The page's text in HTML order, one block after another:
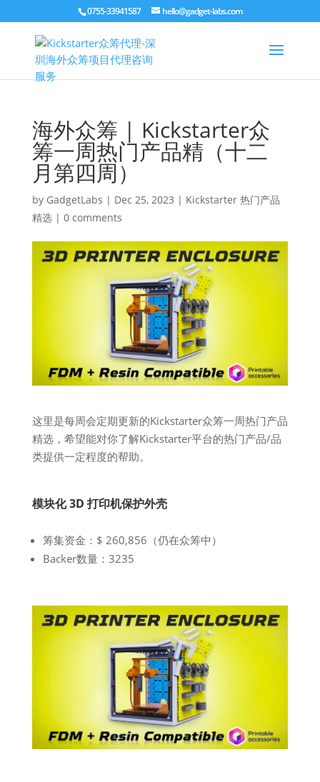
0755-33941587 hello@gadget-labs.com
海外众筹 | Kickstarter众
筹一周热门产品精（十二
月第四周）
by GadgetLabs | Dec 25, 2023 | Kickstarter 热门产品
精选| 0 comments
这里是每周会定期更新的Kickstarter众筹一周热门产品
精选，希望能对你了解Kickstarter平台的热门产品/品
类提供一定程度的帮助。
模块化 3D 打印机保护外壳
筹集资金：$ 260,856（仍在众筹中）
Backer数量：3235